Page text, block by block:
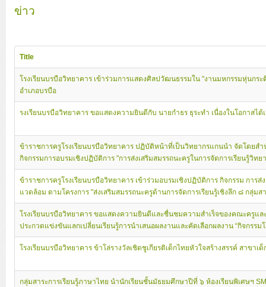
ข่าว
Title
โรงเรียนบรบือวิทยาคาร เข้าร่วมการแสดงศิลปวัฒนธรรมใน "งานมหกรรมหุ่นก
อำเภอบรบือ
รงเรียนบรบือวิทยาคาร ขอแสดงความยินดีกับ นายกำธร ธุระทำ เนื่องในโอกาสไ
ข้าราชการครูโรงเรียนบรบือวิทยาคาร ปฏิบัติหน้าที่เป็นวิทยากรแกนนำ จัดโดย
กิจกรรมการอบรมเชิงปฏิบัติการ "การส่งเสริมสมรรถนะครูในการจัดการเรียนรู้วิ
ข้าราชการครูโรงเรียนบรบือวิทยาคาร เข้าร่วมอบรมเชิงปฏิบัติการ กิจกรรม การ
แวดล้อม ตามโครงการ "ส่งเสริมสมรรถนะครูด้านการจัดการเรียนรู้เชิงลึก ๘ กลุ่ม
โรงเรียนบรบือวิทยาคาร ขอแสดงความยินดีและชื่นชมความสำเร็จของคณะครูแ
ประกวดแข่งขันแลกเปลี่ยนเรียนรู้การนำเสนอผลงานและคัดเลือกผลงาน “กิจกรร
โรงเรียนบรบือวิทยาคาร ข้าโล่รางวัลเชิดชูเกียรติเด็กไทยหัวใจสร้างสรรค์ สาข
กลุ่มสาระการเรียนรู้ภาษาไทย นำนักเรียนชั้นมัธยมศึกษาปีที่ ๖ ห้องเรียนพิเศษฯ